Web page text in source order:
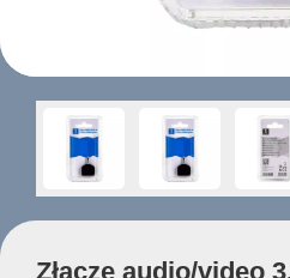
Złącze audio/video